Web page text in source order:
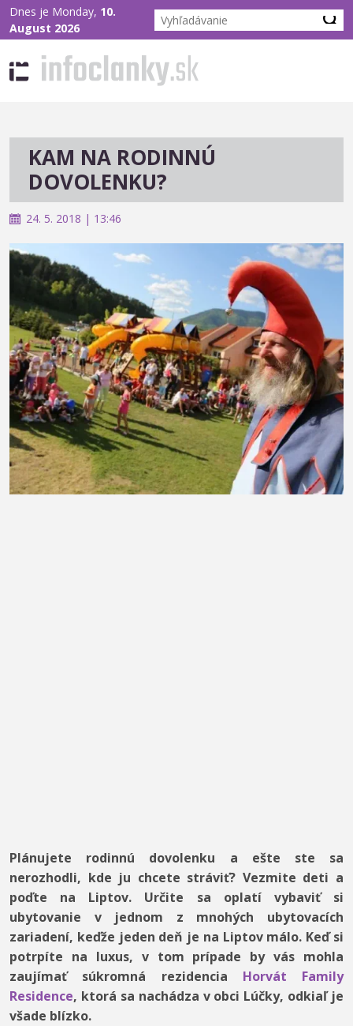
Dnes je Monday, 10.
August 2026
KAM NA RODINNÚ
DOVOLENKU?
24. 5. 2018 | 13:46
Plánujete rodinnú dovolenku a ešte ste sa
nerozhodli, kde ju chcete stráviť? Vezmite deti a
poďte na Liptov. Určite sa oplatí vybaviť si
ubytovanie v jednom z mnohých ubytovacích
zariadení, keďže jeden deň je na Liptov málo. Keď si
potrpíte na luxus, v tom prípade by vás mohla
zaujímať súkromná rezidencia Horvát Family
Residence, ktorá sa nachádza v obci Lúčky, odkiaľ je
všade blízko.